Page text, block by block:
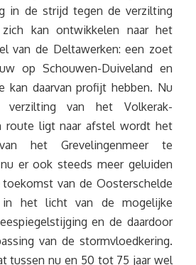
in de strijd tegen de verzilting
kan ontwikkelen naar het
van de Deltawerken: een zoet
op Schouwen-Duiveland en
kan daarvan profijt hebben. Nu
verzilting van het Volkerak-
route ligt naar afstel wordt het
het Grevelingenmeer te
er ook steeds meer geluiden
van de Oosterschelde
het licht van de mogelijke
en de daardoor
van de stormvloedkering.
tussen nu en 50 tot 75 jaar wel